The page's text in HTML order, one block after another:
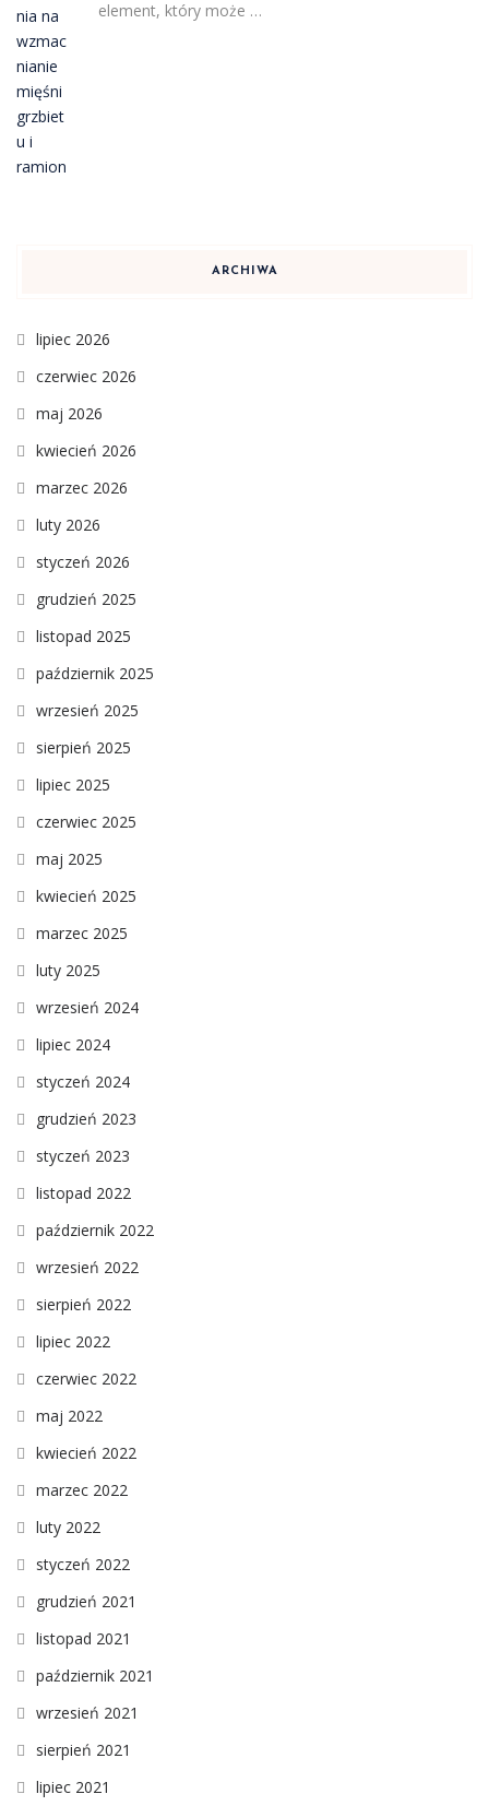
element, który może …
ARCHIWA
lipiec 2026
czerwiec 2026
maj 2026
kwiecień 2026
marzec 2026
luty 2026
styczeń 2026
grudzień 2025
listopad 2025
październik 2025
wrzesień 2025
sierpień 2025
lipiec 2025
czerwiec 2025
maj 2025
kwiecień 2025
marzec 2025
luty 2025
wrzesień 2024
lipiec 2024
styczeń 2024
grudzień 2023
styczeń 2023
listopad 2022
październik 2022
wrzesień 2022
sierpień 2022
lipiec 2022
czerwiec 2022
maj 2022
kwiecień 2022
marzec 2022
luty 2022
styczeń 2022
grudzień 2021
listopad 2021
październik 2021
wrzesień 2021
sierpień 2021
lipiec 2021